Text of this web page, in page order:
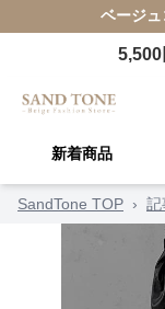
ベージュ
5,500
新着商品
SandTone TOP › 記